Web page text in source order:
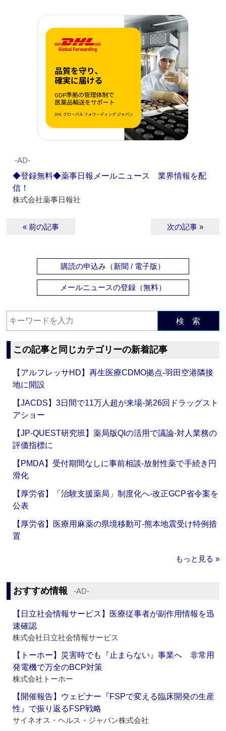
‐AD‐
◆登録無料◆薬事日報メールニュース 業界情報を配
信！
株式会社薬事日報社
« 前の記事 次の記事 »
購読の申込み（新聞 / 電子版）
メールニュースの登録（無料）
検 索
この記事と同じカテゴリーの新着記事
【アルフレッサHD】再生医療CDMO拠点‐羽田空港隣接
地に開設
【JACDS】3日間で11万人超が来場‐第26回ドラッグスト
アショー
【JP-QUEST研究班】薬局版QIの活用で議論‐対人業務の
評価指標に
【PMDA】受付期間なしに事前相談‐放射性薬で手続き円
滑化
【厚労省】「治験支援薬局」制度化へ‐改正GCP省令案を
公表
【厚労省】医療用麻薬の県境移動可‐熊本地震受け特例措
置
もっと見る »
おすすめ情報 ‐AD‐
【日立社会情報サービス】医療従事者が副作用情報を迅
速確認
株式会社日立社会情報サービス
【トーホー】災害時でも『止まらない』事業へ 非常用
発電機で万全のBCP対策
株式会社トーホー
【開催報告】ウェビナー『FSPで変える臨床開発の生産
性』で振り返るFSP戦略
サイネオス・ヘルス・ジャパン株式会社